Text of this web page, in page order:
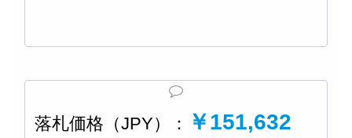
落札価格（JPY）： ￥151,632